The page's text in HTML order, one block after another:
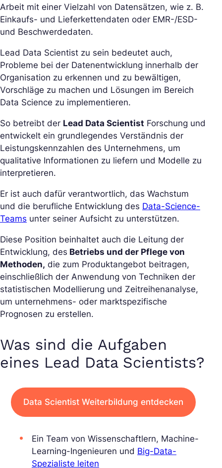
Arbeit mit einer Vielzahl von Datensätzen, wie z. B.
Einkaufs- und Lieferkettendaten oder EMR-/ESD-
und Beschwerdedaten.
Lead Data Scientist zu sein bedeutet auch,
Probleme bei der Datenentwicklung innerhalb der
Organisation zu erkennen und zu bewältigen,
Vorschläge zu machen und Lösungen im Bereich
Data Science zu implementieren.
So betreibt der Lead Data Scientist Forschung und
entwickelt ein grundlegendes Verständnis der
Leistungskennzahlen des Unternehmens, um
qualitative Informationen zu liefern und Modelle zu
interpretieren.
Er ist auch dafür verantwortlich, das Wachstum
und die berufliche Entwicklung des Data-Science-
Teams unter seiner Aufsicht zu unterstützen.
Diese Position beinhaltet auch die Leitung der
Entwicklung, des Betriebs und der Pflege von
Methoden, die zum Produktangebot beitragen,
einschließlich der Anwendung von Techniken der
statistischen Modellierung und Zeitreihenanalyse,
um unternehmens- oder marktspezifische
Prognosen zu erstellen.
Was sind die Aufgaben
eines Lead Data Scientists?
Data Scientist Weiterbildung entdecken
Ein Team von Wissenschaftlern, Machine-
Learning-Ingenieuren und Big-Data-
Spezialiste leiten